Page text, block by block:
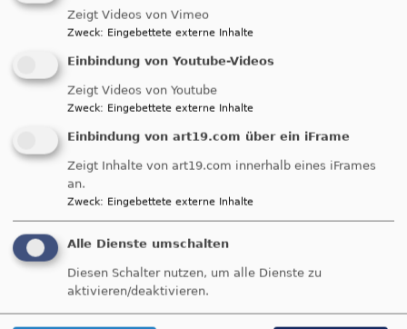
Dazu erscheint regelmäßig ein
Jahresprogramm, das in den Kirchen und
Gemeindehäusern aufliegt.
Äußeres Zeichen der Zusammenarbeit ist
der Ökumene-Stab, der die Bildnisse der
drei Kirchenpatrone Georg, Nikolaus und
Wolfgang zeigt sowie das Bild der
Achahildis, die, in der Georgskirche
begraben, einst eine Wallfahrtsbewegung
dorthin auslöste.
Der Ökumenstab steht für je ein Jahr in
Zeigt Videos von Vimeo
Zweck: Eingebettete externe Inhalte
Einbindung von Youtube-Videos
Zeigt Videos von Youtube
Zweck: Eingebettete externe Inhalte
Einbindung von art19.com über ein iFrame
Zeigt Inhalte von art19.com innerhalb eines iFrames
an.
Zweck: Eingebettete externe Inhalte
Alle Dienste umschalten
Diesen Schalter nutzen, um alle Dienste zu
aktivieren/deaktivieren.